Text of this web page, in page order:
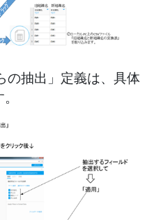
の抽出」定義は、具体